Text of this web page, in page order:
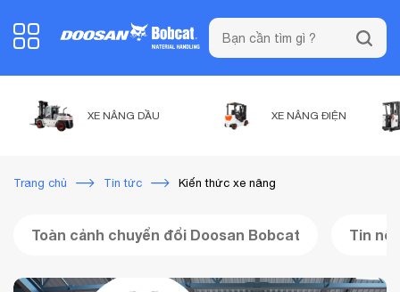
XE NÂNG DẦU XE NÂNG ĐIỆN
Trang chủ Tin tức Kiến thức xe nâng
Toàn cảnh chuyển đổi Doosan Bobcat Tin